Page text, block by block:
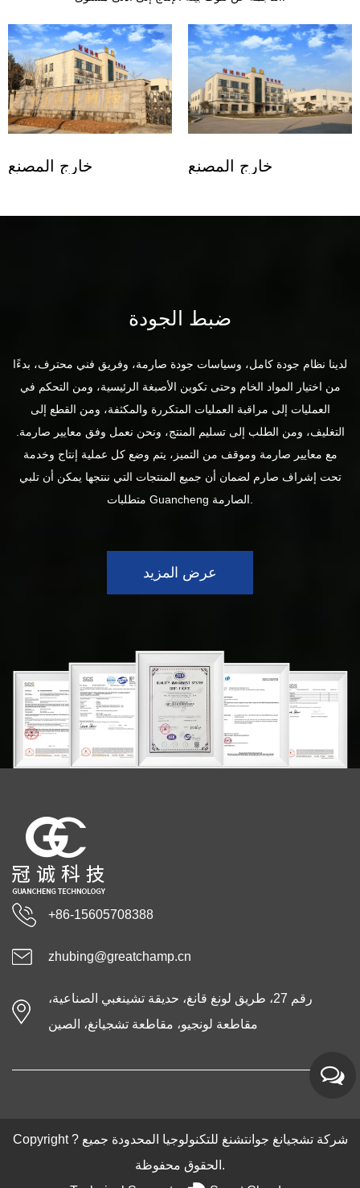
خارج خارج المصنع
ضبط الجودة
لدينا نظام جودة كامل، وسياسات جودة صارمة، وفريق فني محترف، بدءًا
من اختيار المواد الخام وحتى تكوين الأصبغة الرئيسية، ومن التحكم في
العمليات إلى مراقبة العمليات المتكررة والمكثفة، ومن القطع إلى
التغليف، ومن الطلب إلى تسليم المنتج، ونحن نعمل وفق معايير صارمة.
مع معايير صارمة وموقف من التميز، يتم وضع كل عملية إنتاج وخدمة
تحت إشراف صارم لضمان أن جميع المنتجات التي ننتجها يمكن أن تلبي
عرض المزيد
+86-15605708388
zhubing@greatchamp.cn
رقم 27، طريق لونغ قانغ، حديقة تشينغبي الصناعية،
مقاطعة لونجيو، مقاطعة تشجيانغ، الصين
Copyright ? شركة تشجيانغ جوانتشنغ للتكنولوجيا المحدودة جميع
الحقوق محفوظة.